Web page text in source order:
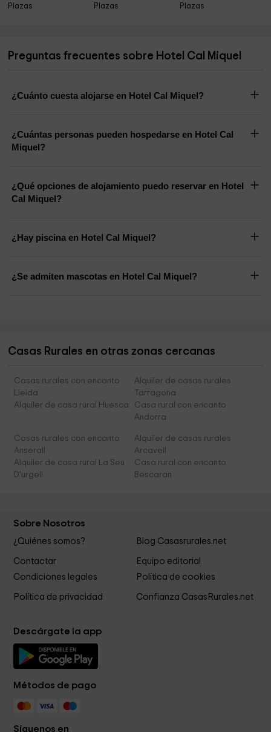
Plazas
Plazas
Plazas
Preguntas frecuentes sobre Hotel Cal Miquel
¿Cuánto cuesta alojarse en Hotel Cal Miquel?
¿Cuántas personas pueden hospedarse en Hotel Cal
Miquel?
¿Qué opciones de alojamiento puedo reservar en Hotel
Cal Miquel?
¿Hay piscina en Hotel Cal Miquel?
¿Se admiten mascotas en Hotel Cal Miquel?
Casas Rurales en otras zonas cercanas
Casas rurales con encanto
Lleida
Alquiler de casas rurales
Tarragona
Alquiler de casa rural Huesca
Casa rural con encanto
Andorra
Casas rurales con encanto
Anserall
Alquiler de casas rurales
Arcavell
Alquiler de casa rural La Seu
D'urgell
Casa rural con encanto
Bescaran
Sobre Nosotros
¿Quiénes somos? Blog Casasrurales.net
Contactar
Equipo editorial
Condiciones legales
Política de cookies
Política de privacidad Confianza CasasRurales.net
Descárgate la app
Métodos de pago
Síguenos en